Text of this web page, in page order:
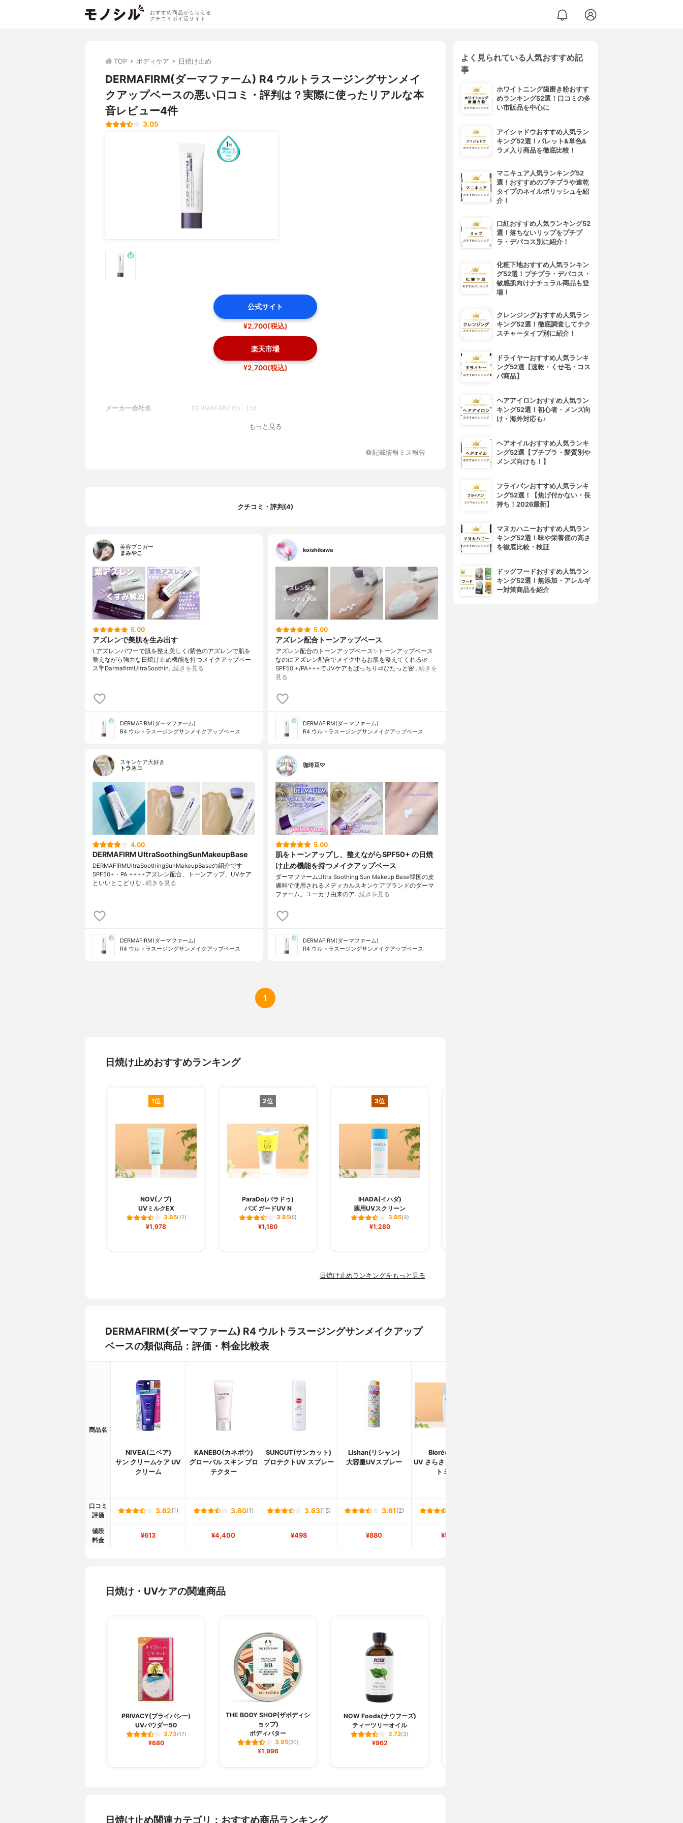
おすすめ商品がもらえる
クチコミポイ活サイト
TOP ボディケア 日焼け止め
DERMAFIRM(ダーマファーム) R4 ウルトラスージングサンメイ
クアップベースの悪い口コミ・評判は？実際に使ったリアルな本
音レビュー4件
3.05
公式サイト
¥2,700(税込)
楽天市場
¥2,700(税込)
メーカー会社名 DERMAFIRM Co., Ltd.
もっと見る
記載情報ミス報告
クチコミ・評判(4)
美容ブロガー
まみやこ
5.00
アズレンで美肌を生み出す
\ アズレンパワーで肌を整え美しく/⁡紫色のアズレンで肌を
整えながら強力な日焼け止め機能を持つメイクアップベー
ス⁡⁡💐DarmafirmUltraSoothin…続きを見る
DERMAFIRM(ダーマファーム)
R4 ウルトラスージングサンメイクアップベース
koishikawa
5.00
アズレン配合トーンアップベース
アズレン配合のトーンアップベース✨トーンアップベース
なのにアズレン配合でメイク中もお肌を整えてくれる🌿
SPF50 +/PA+++でUVケアもばっちり⛅ぴたっと密…続きを
見る
DERMAFIRM(ダーマファーム)
R4 ウルトラスージングサンメイクアップベース
スキンケア大好き
トラネコ
4.00
DERMAFIRM UltraSoothingSunMakeupBase
DERMAFIRMUltraSoothingSunMakeupBaseの紹介です
SPF50+・PA ++++アズレン配合、トーンアップ、UVケア
といいとこどりな…続きを見る
DERMAFIRM(ダーマファーム)
R4 ウルトラスージングサンメイクアップベース
珈琲豆♡
5.00
肌をトーンアップし、整えながらSPF50+ の日焼
け止め機能を持つメイクアップベース
ダーマファームUltra Soothing Sun Makeup Base韓国の皮
膚科で使用されるメディカルスキンケアブランドのダーマ
ファーム。ユーカリ由来のア…続きを見る
DERMAFIRM(ダーマファーム)
R4 ウルトラスージングサンメイクアップベース
1
日焼け止めおすすめランキング
1位
NOV(ノブ)
UVミルクEX
3.95(12)
¥1,978
2位
ParaDo(パラドゥ)
バズ ガードUV N
3.95(5)
¥1,180
3位
IHADA(イハダ)
薬用UVスクリーン
3.95(3)
¥1,280
日焼け止めランキングをもっと見る
DERMAFIRM(ダーマファーム) R4 ウルトラスージングサンメイクアップ
ベースの類似商品：評価・料金比較表
商品名
NIVEA(ニベア)
サン クリームケア UV
クリーム
KANEBO(カネボウ)
グローバル スキン プロ
テクター
SUNCUT(サンカット)
プロテクトUV スプレー
Lishan(リシャン)
大容量UVスプレー
Bioré(ビオレ)
UV さらさらパーフェク
トミルク
口コミ
評価
3.62(1) 3.60(1) 3.63(15) 3.61 (2)
値段
料金
¥613 ¥4,400 ¥498 ¥880 ¥508
日焼け・UVケアの関連商品
PRIVACY(プライバシー)
UVパウダー50
3.73(17)
¥680
THE BODY SHOP(ザボディシ
ョップ)
ボディバター
3.95(20)
¥1,996
NOW Foods(ナウフーズ)
ティーツリーオイル
3.72(3)
¥962
日焼け止め関連カテゴリ：おすすめ商品ランキング
よく見られている人気おすすめ記
事
ホワイトニング歯磨き粉おすす
めランキング52選！口コミの多
い市販品を中心に
アイシャドウおすすめ人気ラン
キング52選！パレット&単色&
ラメ入り商品を徹底比較！
マニキュア人気ランキング52
選！おすすめのプチプラや速乾
タイプのネイルポリッシュを紹
介！
口紅おすすめ人気ランキング52
選！落ちないリップをプチプ
ラ・デパコス別に紹介！
化粧下地おすすめ人気ランキン
グ52選！プチプラ・デパコス・
敏感肌向けナチュラル商品も登
場！
クレンジングおすすめ人気ラン
キング52選！徹底調査してテク
スチャータイプ別に紹介！
ドライヤーおすすめ人気ランキ
ング52選【速乾・くせ毛・コス
パ商品】
ヘアアイロンおすすめ人気ラン
キング52選！初心者・メンズ向
け・海外対応も♪
ヘアオイルおすすめ人気ランキ
ング52選【プチプラ・髪質別や
メンズ向けも！】
フライパンおすすめ人気ランキ
ング52選！【焦げ付かない・長
持ち！2026最新】
マヌカハニーおすすめ人気ラン
キング52選！味や栄養価の高さ
を徹底比較・検証
ドッグフードおすすめ人気ラン
キング52選！無添加・アレルギ
ー対策商品を紹介